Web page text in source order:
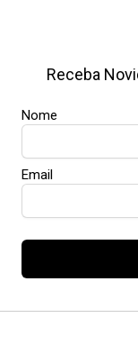
Receba
Nome
Email